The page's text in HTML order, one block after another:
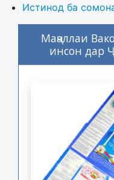
Истинод ба
Маҷаллаи
инсон дар